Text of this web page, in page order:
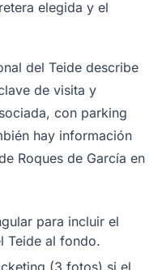
elegida y el
del Teide describe
de visita y
con parking
hay información
Roques de García en
para incluir el
Teide al fondo.